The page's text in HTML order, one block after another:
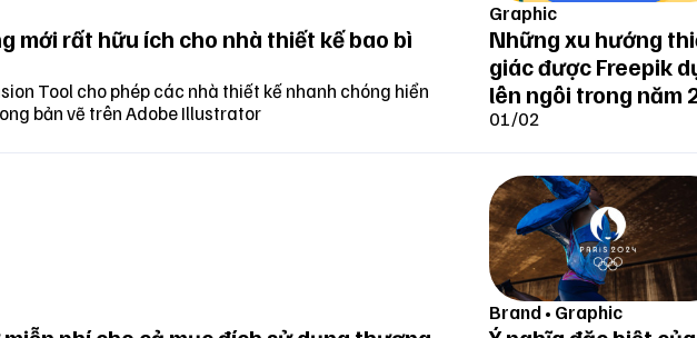
mới rất hữu ích cho nhà thiết kế bao bì
Tool cho phép các nhà thiết kế nhanh chóng hiển
bản vẽ trên Adobe Illustrator
Graphic
Những xu hướng
giác được Freepik
lên ngôi trong năm
01/02
Brand• Graphic